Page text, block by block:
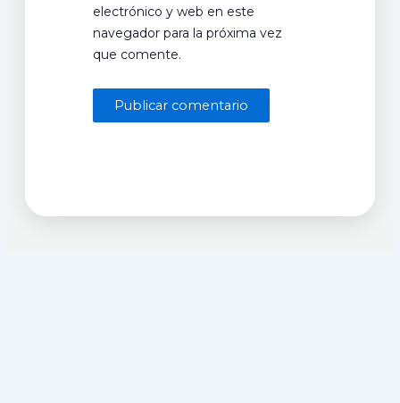
electrónico y web en este
navegador para la próxima vez
que comente.